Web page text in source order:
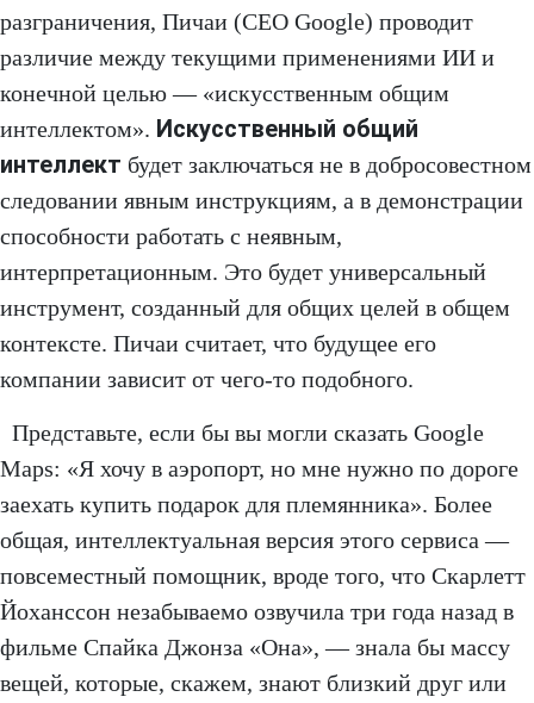
разграничения, Пичаи (CEO Google) проводит
различие между текущими применениями ИИ и
конечной целью — «искусственным общим
интеллектом». Искусственный общий
интеллект будет заключаться не в добросовестном
следовании явным инструкциям, а в демонстрации
способности работать с неявным,
интерпретационным. Это будет универсальный
инструмент, созданный для общих целей в общем
контексте. Пичаи считает, что будущее его
компании зависит от чего-то подобного.
Представьте, если бы вы могли сказать Google
Maps: «Я хочу в аэропорт, но мне нужно по дороге
заехать купить подарок для племянника». Более
общая, интеллектуальная версия этого сервиса —
повсеместный помощник, вроде того, что Скарлетт
Йоханссон незабываемо озвучила три года назад в
фильме Спайка Джонза «Она», — знала бы массу
вещей, которые, скажем, знают близкий друг или